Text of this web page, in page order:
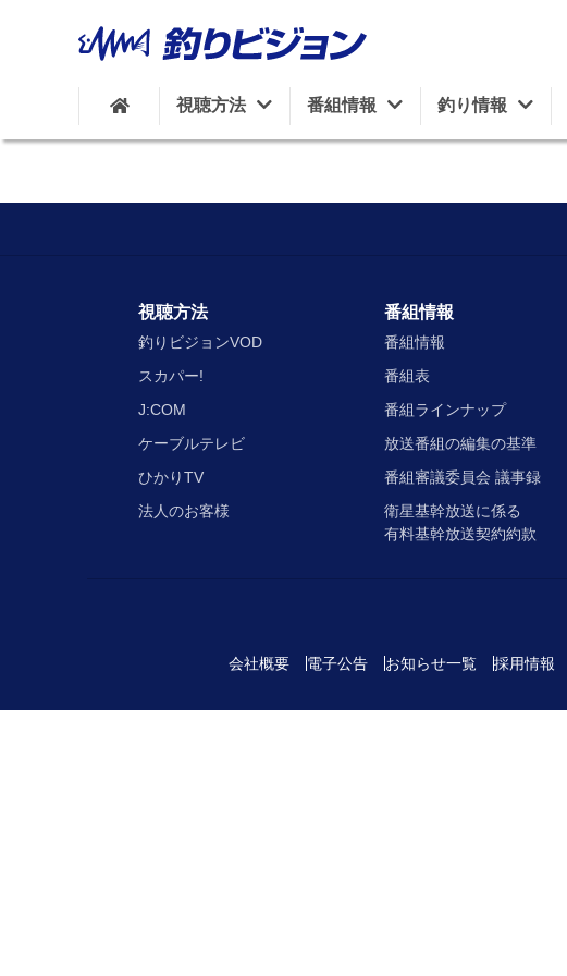
視聴方法 番組情報 釣り情報
視聴方法
釣りビジョンVOD
スカパー!
J:COM
ケーブルテレビ
ひかりTV
法人のお客様
番組情報
番組情報
番組表
番組ラインナップ
放送番組の編集の基準
番組審議委員会 議事録
衛星基幹放送に係る
有料基幹放送契約約款
会社概要 電子公告 お知らせ一覧 採用情報